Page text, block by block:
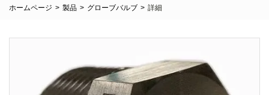
ホームページ > 製品 > グローブバルブ > 詳細